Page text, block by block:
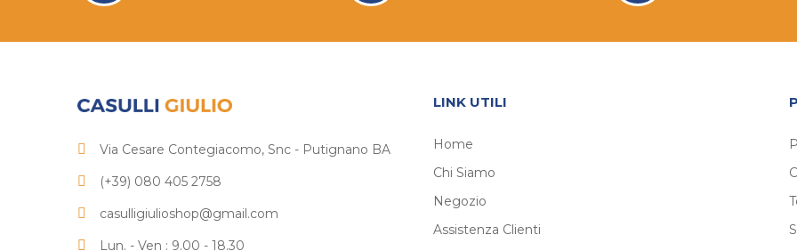
Via Cesare Contegiacomo, Snc - Putignano BA
(+39) 080 405 2758
casulligiulioshop@gmail.com
Lun. - Ven : 9.00 - 18.30
LINK UTILI
Home
Chi Siamo
Negozio
Assistenza Clienti